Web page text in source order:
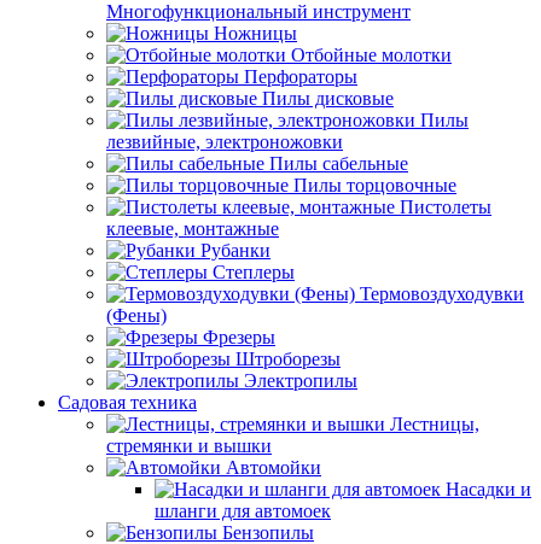
Многофункциональный инструмент
Ножницы
Отбойные молотки
Перфораторы
Пилы дисковые
Пилы
лезвийные, электроножовки
Пилы сабельные
Пилы торцовочные
Пистолеты
клеевые, монтажные
Рубанки
Степлеры
Термовоздуходувки
(Фены)
Фрезеры
Штроборезы
Электропилы
Садовая техника
Лестницы,
стремянки и вышки
Автомойки
Насадки и
шланги для автомоек
Бензопилы